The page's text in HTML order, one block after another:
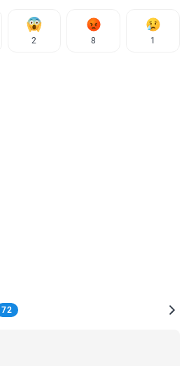
2 8 1
72